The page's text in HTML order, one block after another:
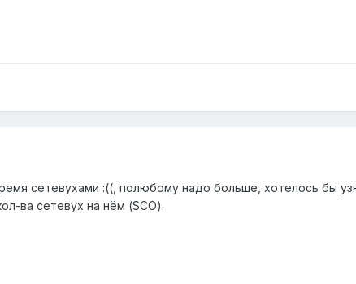
сетевухами :((, полюбому надо больше, хотелось бы
ва сетевух на нём (SCO).